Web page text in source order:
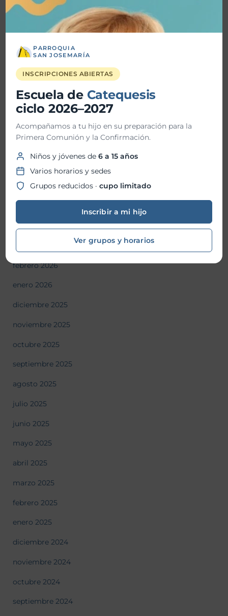
TrascienD Charla “Santos o Nada”
Vida Plena “Hacia la santidad”
Bendición de Ornamentos
Fiesta Patronal 2026
Historial de Noticias
julio 2026
junio 2026
mayo 2026
abril 2026
febrero 2026
enero 2026
diciembre 2025
noviembre 2025
octubre 2025
septiembre 2025
agosto 2025
julio 2025
junio 2025
mayo 2025
abril 2025
marzo 2025
febrero 2025
enero 2025
diciembre 2024
noviembre 2024
octubre 2024
septiembre 2024
PARROQUIA
SAN JOSEMARÍA
INSCRIPCIONES ABIERTAS
Escuela de Catequesis
ciclo 2026–2027
Acompañamos a tu hijo en su preparación para la
Primera Comunión y la Confirmación.
Niños y jóvenes de6 a 15 años
Varios horarios y sedes
Grupos reducidos ·cupo limitado
Inscribir a mi hijo
Ver grupos y horarios